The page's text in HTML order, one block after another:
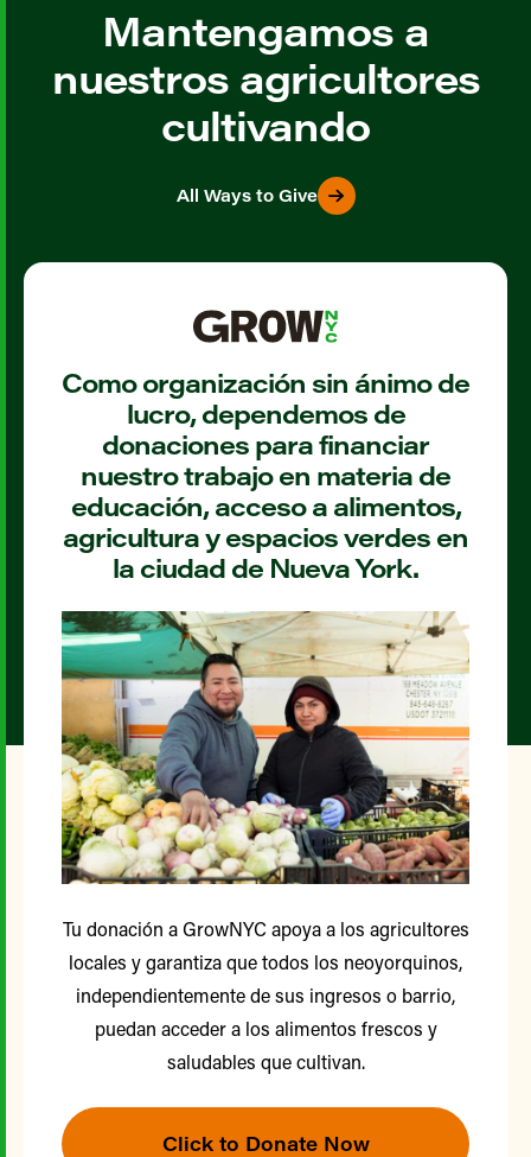
Mantengamos a
nuestros agricultores
cultivando
All Ways to Give
Como organización sin ánimo de
lucro, dependemos de
donaciones para financiar
nuestro trabajo en materia de
educación, acceso a alimentos,
agricultura y espacios verdes en
la ciudad de Nueva York.
Tu donación a GrowNYC apoya a los agricultores
locales y garantiza que todos los neoyorquinos,
independientemente de sus ingresos o barrio,
puedan acceder a los alimentos frescos y
saludables que cultivan.
Click to Donate Now